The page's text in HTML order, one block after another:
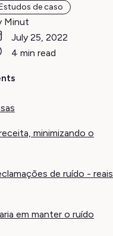
de caso
Minut
July 25, 2022
4 min read
minimizando o
de ruído - reais
em manter o ruído